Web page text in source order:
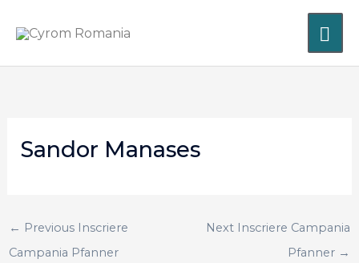
Sandor Manases
← Previous Inscriere
Campania Pfanner
Next Inscriere Campania
Pfanner →